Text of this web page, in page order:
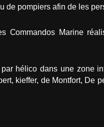
de pompiers afin de les
Commandos Marine
hélico dans une zone
kieffer, de Montfort, De